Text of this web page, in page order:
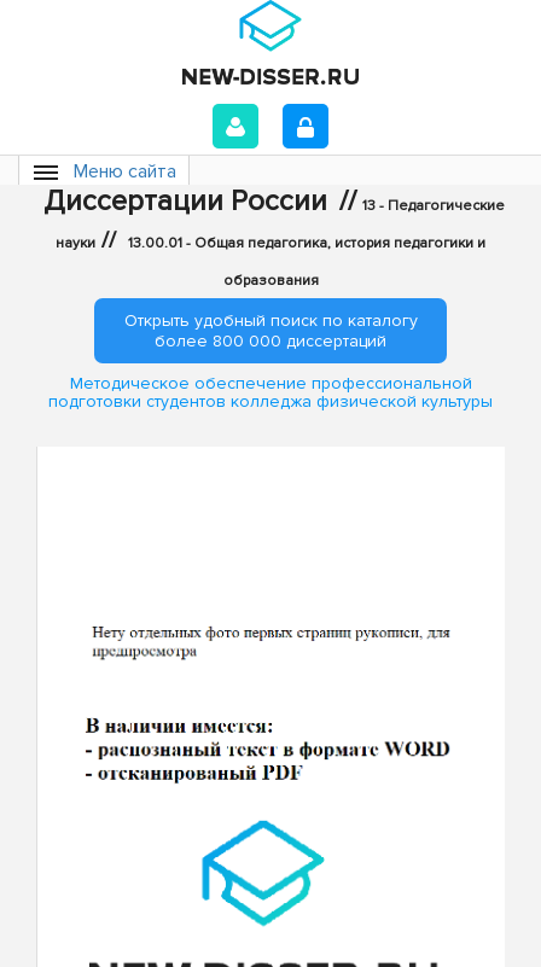
Меню сайта
Диссертации России // 13 - Педагогические
науки // 13.00.01 - Общая педагогика, история педагогики и
образования
Открыть удобный поиск по каталогу
более 800 000 диссертаций
Методическое обеспечение профессиональной
подготовки студентов колледжа физической культуры